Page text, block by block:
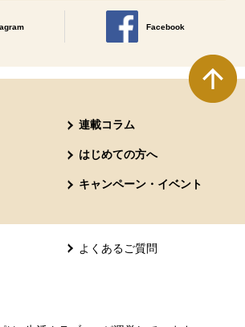
ィンドウで開きます。
Facebook
別のウィンドウで開きます
連載コラム
はじめての方へ
キャンペーン・イベント
よくあるご質問